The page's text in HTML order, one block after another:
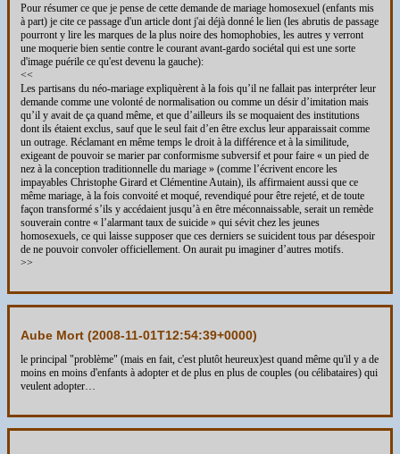
Pour résumer ce que je pense de cette demande de mariage homosexuel (enfants mis
à part) je cite ce passage d'un article dont j'ai déjà donné le lien (les abrutis de passage
pourront y lire les marques de la plus noire des homophobies, les autres y verront
une moquerie bien sentie contre le courant avant-gardo sociétal qui est une sorte
d'image puérile ce qu'est devenu la gauche):
<<
Les partisans du néo-mariage expliquèrent à la fois qu’il ne fallait pas interpréter leur
demande comme une volonté de normalisation ou comme un désir d’imitation mais
qu’il y avait de ça quand même, et que d’ailleurs ils se moquaient des institutions
dont ils étaient exclus, sauf que le seul fait d’en être exclus leur apparaissait comme
un outrage. Réclamant en même temps le droit à la différence et à la similitude,
exigeant de pouvoir se marier par conformisme subversif et pour faire « un pied de
nez à la conception traditionnelle du mariage » (comme l’écrivent encore les
impayables Christophe Girard et Clémentine Autain), ils affirmaient aussi que ce
même mariage, à la fois convoité et moqué, revendiqué pour être rejeté, et de toute
façon transformé s’ils y accédaient jusqu’à en être méconnaissable, serait un remède
souverain contre « l’alarmant taux de suicide » qui sévit chez les jeunes
homosexuels, ce qui laisse supposer que ces derniers se suicident tous par désespoir
de ne pouvoir convoler officiellement. On aurait pu imaginer d’autres motifs.
>>
Aube Mort (2008-11-01T12:54:39+0000)
le principal "problème" (mais en fait, c'est plutôt heureux)est quand même qu'il y a de
moins en moins d'enfants à adopter et de plus en plus de couples (ou célibataires) qui
veulent adopter…